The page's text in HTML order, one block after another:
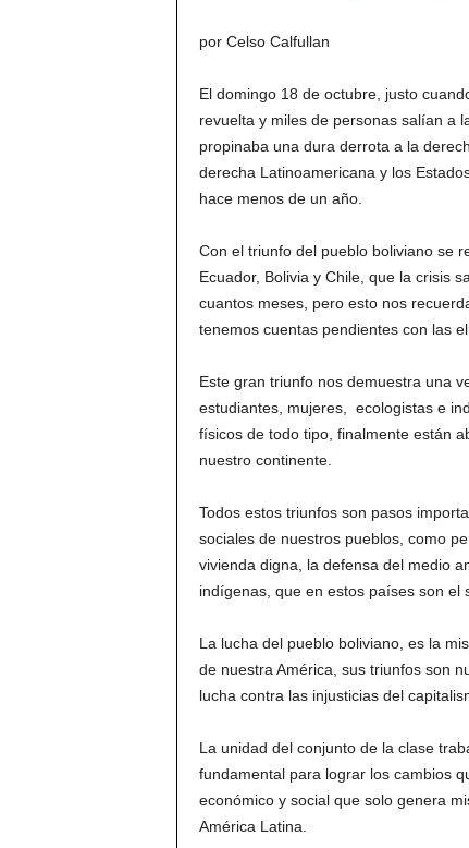
por Celso Calfullan
El domingo 18 de octubre, justo
revuelta y miles de personas salían a
propinaba una dura derrota a la
derecha Latinoamericana y los
hace menos de un año.
Con el triunfo del pueblo boliviano se
Ecuador, Bolivia y Chile, que la crisis
cuantos meses, pero esto nos
tenemos cuentas pendientes con las
Este gran triunfo nos demuestra una
estudiantes, mujeres, ecologistas e
físicos de todo tipo, finalmente están
nuestro continente.
Todos estos triunfos son pasos
sociales de nuestros pueblos, como
vivienda digna, la defensa del medio
indígenas, que en estos países son el
La lucha del pueblo boliviano, es la
de nuestra América, sus triunfos son
lucha contra las injusticias del
La unidad del conjunto de la clase
fundamental para lograr los cambios
económico y social que solo genera
América Latina.